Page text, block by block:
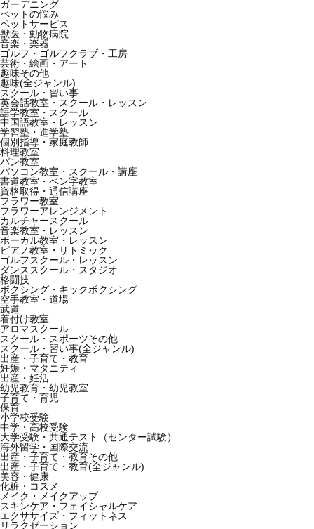
ガーデニング
ペットの悩み
ペットサービス
獣医・動物病院
音楽・楽器
ゴルフ・ゴルフクラブ・工房
芸術・絵画・アート
趣味その他
趣味(全ジャンル)
スクール・習い事
英会話教室・スクール・レッスン
語学教室・スクール
中国語教室・レッスン
学習塾・進学塾
個別指導・家庭教師
料理教室
パン教室
パソコン教室・スクール・講座
書道教室・ペン字教室
資格取得・通信講座
フラワー教室
フラワーアレンジメント
カルチャースクール
音楽教室・レッスン
ボーカル教室・レッスン
ピアノ教室・リトミック
ゴルフスクール・レッスン
ダンススクール・スタジオ
格闘技
ボクシング・キックボクシング
空手教室・道場
武道
着付け教室
アロマスクール
スクール・スポーツその他
スクール・習い事(全ジャンル)
出産・子育て・教育
妊娠・マタニティ
出産・妊活
幼児教育・幼児教室
子育て・育児
保育
小学校受験
中学・高校受験
大学受験・共通テスト（センター試験）
海外留学・国際交流
出産・子育て・教育その他
出産・子育て・教育(全ジャンル)
美容・健康
化粧・コスメ
メイク・メイクアップ
スキンケア・フェイシャルケア
エクササイズ・フィットネス
リラクゼーション